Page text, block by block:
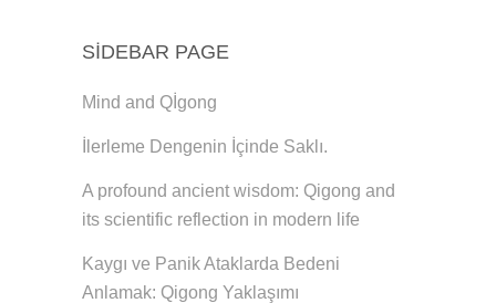
SIDEBAR PAGE
Mind and Qİgong
İlerleme Dengenin İçinde Saklı.
A profound ancient wisdom: Qigong and
its scientific reflection in modern life
Kaygı ve Panik Ataklarda Bedeni
Anlamak: Qigong Yaklaşımı